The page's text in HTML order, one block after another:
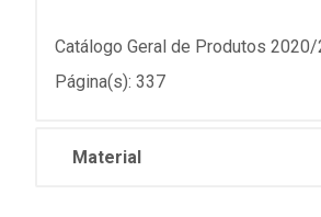
Catálogo Geral de Produtos 2020/
Página(s): 337
Material